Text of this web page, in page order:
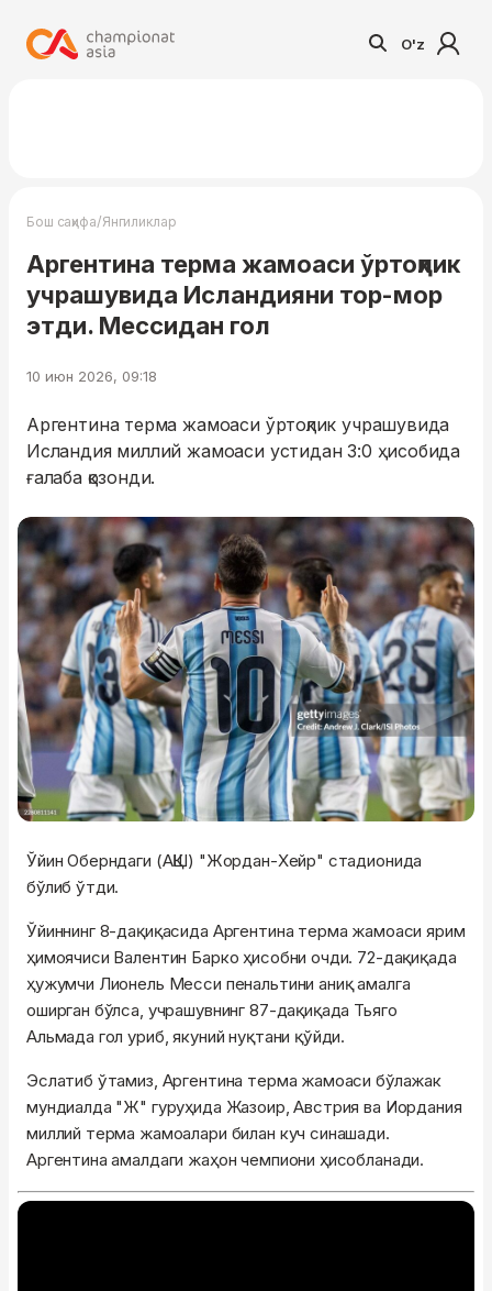
O'z
Бош саҳифа/Янгиликлар
Аргентина терма жамоаси ўртоқлик
учрашувида Исландияни тор-мор
этди. Мессидан гол
10 июн 2026, 09:18
Аргентина терма жамоаси ўртоқлик учрашувида
Исландия миллий жамоаси устидан 3:0 ҳисобида
ғалаба қозонди.
Ўйин Оберндаги (АҚШ) "Жордан-Хейр" стадионида
бўлиб ўтди.
Ўйиннинг 8-дақиқасида Аргентина терма жамоаси ярим
ҳимоячиси Валентин Барко ҳисобни очди. 72-дақиқада
ҳужумчи Лионель Месси пенальтини аниқ амалга
оширган бўлса, учрашувнинг 87-дақиқада Тьяго
Альмада гол уриб, якуний нуқтани қўйди.
Эслатиб ўтамиз, Аргентина терма жамоаси бўлажак
мундиалда "Ж" гуруҳида Жазоир, Австрия ва Иордания
миллий терма жамоалари билан куч синашади.
Аргентина амалдаги жаҳон чемпиони ҳисобланади.